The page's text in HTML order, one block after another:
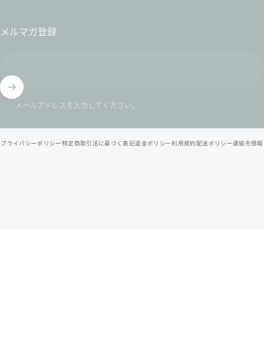
メルマガ登録
メールアドレスを入力してください。
プライバシーポリシー特定商取引法に基づく表記返金ポリシー利用規約配送ポリシー連絡先情報